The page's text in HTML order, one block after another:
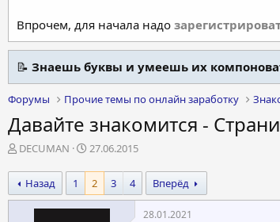
Впрочем, для начала надо
📝 Знаешь буквы и умеешь их
Форумы Прочие темы по онлайн заработку
Давайте знакомится -
А
т
о
р
DECUMAN
Д
т
а
н
27.06.2015
Назад 1 2 3 4 Вперёд
28.01.2021